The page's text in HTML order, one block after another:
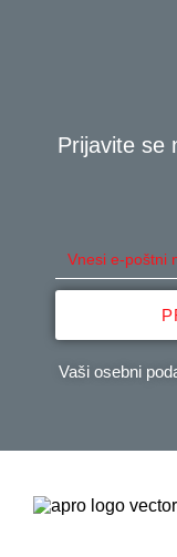
Prijavite se
Vaši osebni